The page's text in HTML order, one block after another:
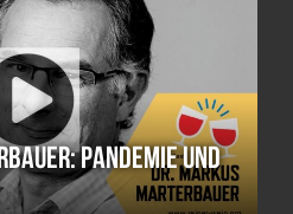
Pandemie und